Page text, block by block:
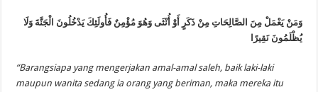
وَمَنْ يَعْمَلْ مِنَ الصَّالِحَاتِ مِنْ ذَكَرٍ أَوْ أُنْثَى وَهُوَ مُؤْمِنٌ فَأُولَئِكَ يَدْخُلُونَ الْجَنَّةَ وَلَا
يُظْلَمُونَ نَقِيرًا
“Barangsiapa yang mengerjakan amal-amal saleh, baik laki-laki
maupun wanita sedang ia orang yang beriman, maka mereka itu